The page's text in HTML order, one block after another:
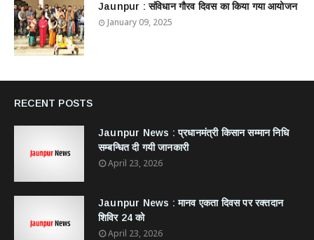
Jaunpur : ​संविधान गौरव दिवस का किया गया आयोजन
January 09, 2025
RECENT POSTS
Jaunpur News : ​प्रधानमंत्री किसान सम्मान निधि
सम्बन्धित दी गयी जानकारी
April 23, 2026
Jaunpur News : ​मानव एकता दिवस पर रक्तदान
शिविर 24 को
April 23, 2026